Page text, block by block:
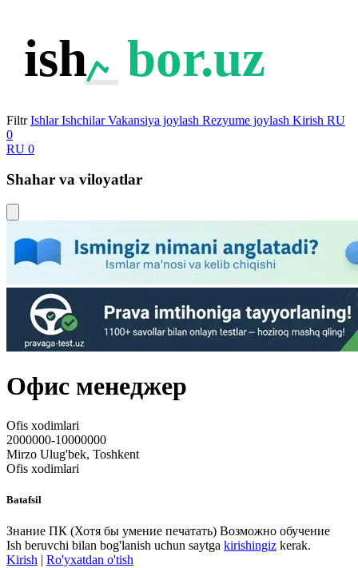
ish bor.uz
Filtr Ishlar Ishchilar Vakansiya joylash Rezyume joylash Kirish RU
0
RU 0
Shahar va viloyatlar
Офис менеджер
Ofis xodimlari
2000000-10000000
Mirzo Ulug'bek, Toshkent
Ofis xodimlari
Batafsil
Знание ПК (Хотя бы умение печатать) Возможно обучение
Ish beruvchi bilan bog'lanish uchun saytga kirishingiz kerak.
Kirish | Ro'yxatdan o'tish